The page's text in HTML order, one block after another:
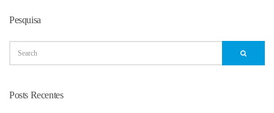
Pesquisa
Posts Recentes